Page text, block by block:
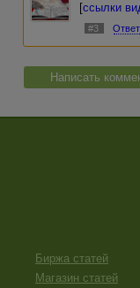
[ссылки
#3
Написать
Биржа статей
Магазин статей